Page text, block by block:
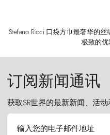
Stefano Ricci 口袋方巾最奢华的
极致的优
订阅新闻通讯
获取SR世界的最新新闻、活
输入您的电子邮件地址